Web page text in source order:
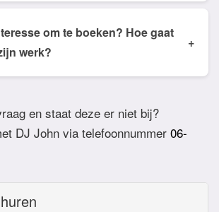
welke nummers of stijlen jullie niet
DJ houdt daar dan rekening mee.
om te boeken? Hoe gaat
werk?
+
definitief geboekt is. Wij vragen
aanbetaling. Tegen die dat het
zullen we nog even contact
muziekwensen en de planning
Daarnaast zijn wij altijd bereikbaar
via e-mail of de app.
en staat deze er niet bij?
DJ John via telefoonnummer 06-